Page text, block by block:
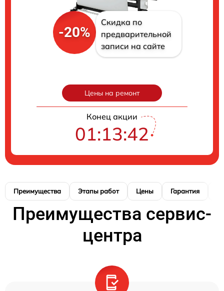
-20%
Скидка по
предварительной
записи на сайте
Цены на ремонт
Конец акции
01:13:41
Преимущества Этапы работ Цены Гарантия
Преимущества сервис-
центра